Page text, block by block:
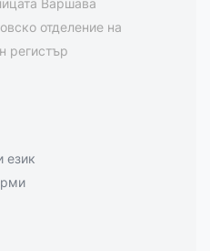
Варшава
отделение на
регистър
език